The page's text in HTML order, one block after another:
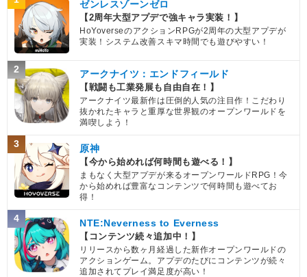
ゼンレスゾーンゼロ
【2周年大型アプデで強キャラ実装！】
HoYoverseのアクションRPGが2周年の大型アプデが
実装！システム改善スキマ時間でも遊びやすい！
2 アークナイツ：エンドフィールド
【戦闘も工業発展も自由自在！】
アークナイツ最新作は圧倒的人気の注目作！こだわり
抜かれたキャラと重厚な世界観のオープンワールドを
満喫しよう！
3 原神
【今から始めれば何時間も遊べる！】
まもなく大型アプデが来るオープンワールドRPG！今
から始めれば豊富なコンテンツで何時間も遊べてお
得！
4 NTE:Neverness to Everness
【コンテンツ続々追加中！】
リリースから数ヶ月経過した新作オープンワールドの
アクションゲーム。アプデのたびにコンテンツが続々
追加されてプレイ満足度が高い！